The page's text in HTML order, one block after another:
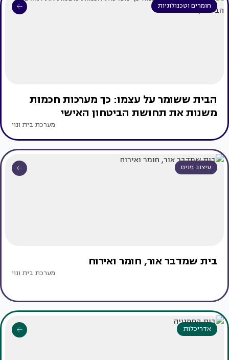
חומרים וטכנולוגיות
הבית ששומר על עצמו: כך מערכות חכמות
משנות את תחושת הביטחון האישי
מערכת בית ונוי
עיצוב פנים
בית שמדבר אור, חומר ואירוח
מערכת בית ונוי
אדריכלות